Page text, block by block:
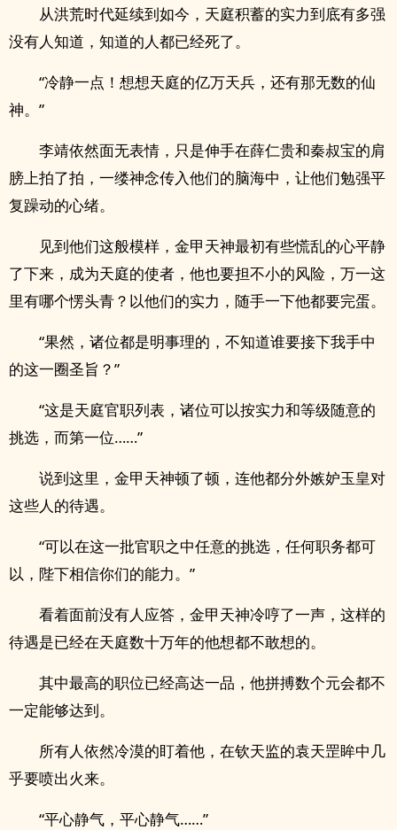
从洪荒时代延续到如今，天庭积蓄的实力到底有多强
没有人知道，知道的人都已经死了。
“冷静一点！想想天庭的亿万天兵，还有那无数的仙
神。”
李靖依然面无表情，只是伸手在薛仁贵和秦叔宝的肩
膀上拍了拍，一缕神念传入他们的脑海中，让他们勉强平
复躁动的心绪。
见到他们这般模样，金甲天神最初有些慌乱的心平静
了下来，成为天庭的使者，他也要担不小的风险，万一这
里有哪个愣头青？以他们的实力，随手一下他都要完蛋。
“果然，诸位都是明事理的，不知道谁要接下我手中
的这一圈圣旨？”
“这是天庭官职列表，诸位可以按实力和等级随意的
挑选，而第一位……”
说到这里，金甲天神顿了顿，连他都分外嫉妒玉皇对
这些人的待遇。
“可以在这一批官职之中任意的挑选，任何职务都可
以，陛下相信你们的能力。”
看着面前没有人应答，金甲天神冷哼了一声，这样的
待遇是已经在天庭数十万年的他想都不敢想的。
其中最高的职位已经高达一品，他拼搏数个元会都不
一定能够达到。
所有人依然冷漠的盯着他，在钦天监的袁天罡眸中几
乎要喷出火来。
“平心静气，平心静气……”